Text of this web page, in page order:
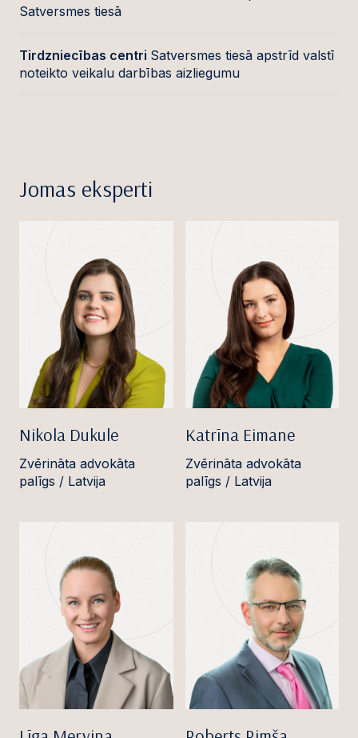
Satversmes tiesā
Tirdzniecības centri Satversmes tiesā apstrīd valstī
noteikto veikalu darbības aizliegumu
Jomas eksperti
Nikola Dukule
Zvērināta advokāta
palīgs / Latvija
Katrīna Eimane
Zvērināta advokāta
palīgs / Latvija